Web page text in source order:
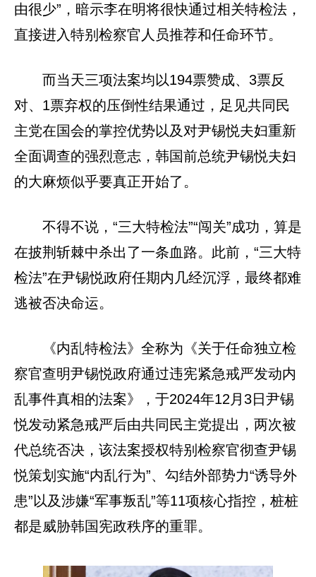
由很少”，暗示李在明将很快通过相关特检法，
直接进入特别检察官人员推荐和任命环节。
而当天三项法案均以194票赞成、3票反
对、1票弃权的压倒性结果通过，足见共同民
主党在国会的掌控优势以及对尹锡悦夫妇重新
全面调查的强烈意志，韩国前总统尹锡悦夫妇
的大麻烦似乎要真正开始了。
不得不说，“三大特检法”“闯关”成功，算是
在披荆斩棘中杀出了一条血路。此前，“三大特
检法”在尹锡悦政府任期内几经沉浮，最终都难
逃被否决命运。
《内乱特检法》全称为《关于任命独立检
察官查明尹锡悦政府通过违宪紧急戒严发动内
乱事件真相的法案》，于2024年12月3日尹锡
悦发动紧急戒严后由共同民主党提出，两次被
代总统否决，该法案授权特别检察官彻查尹锡
悦策划实施“内乱行为”、勾结外部势力“诱导外
患”以及涉嫌“军事叛乱”等11项核心指控，桩桩
都是威胁韩国宪政秩序的重罪。